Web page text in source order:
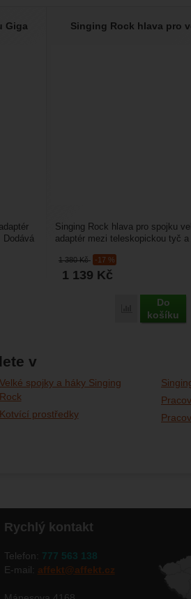
Giga
Dodává
Singing Rock hlava pro
1 380Kč -17 %
1 139 Kč
Porovnat
Do
košíku
Singing Rock hlava pro spojku
adaptér mezi teleskopickou tyč
v
Velké spojky a háky Singing
Rock
Kotvící prostředky
Rychlý kontakt
Telefon: 777 563 138
E-mail: affekt@affekt.cz